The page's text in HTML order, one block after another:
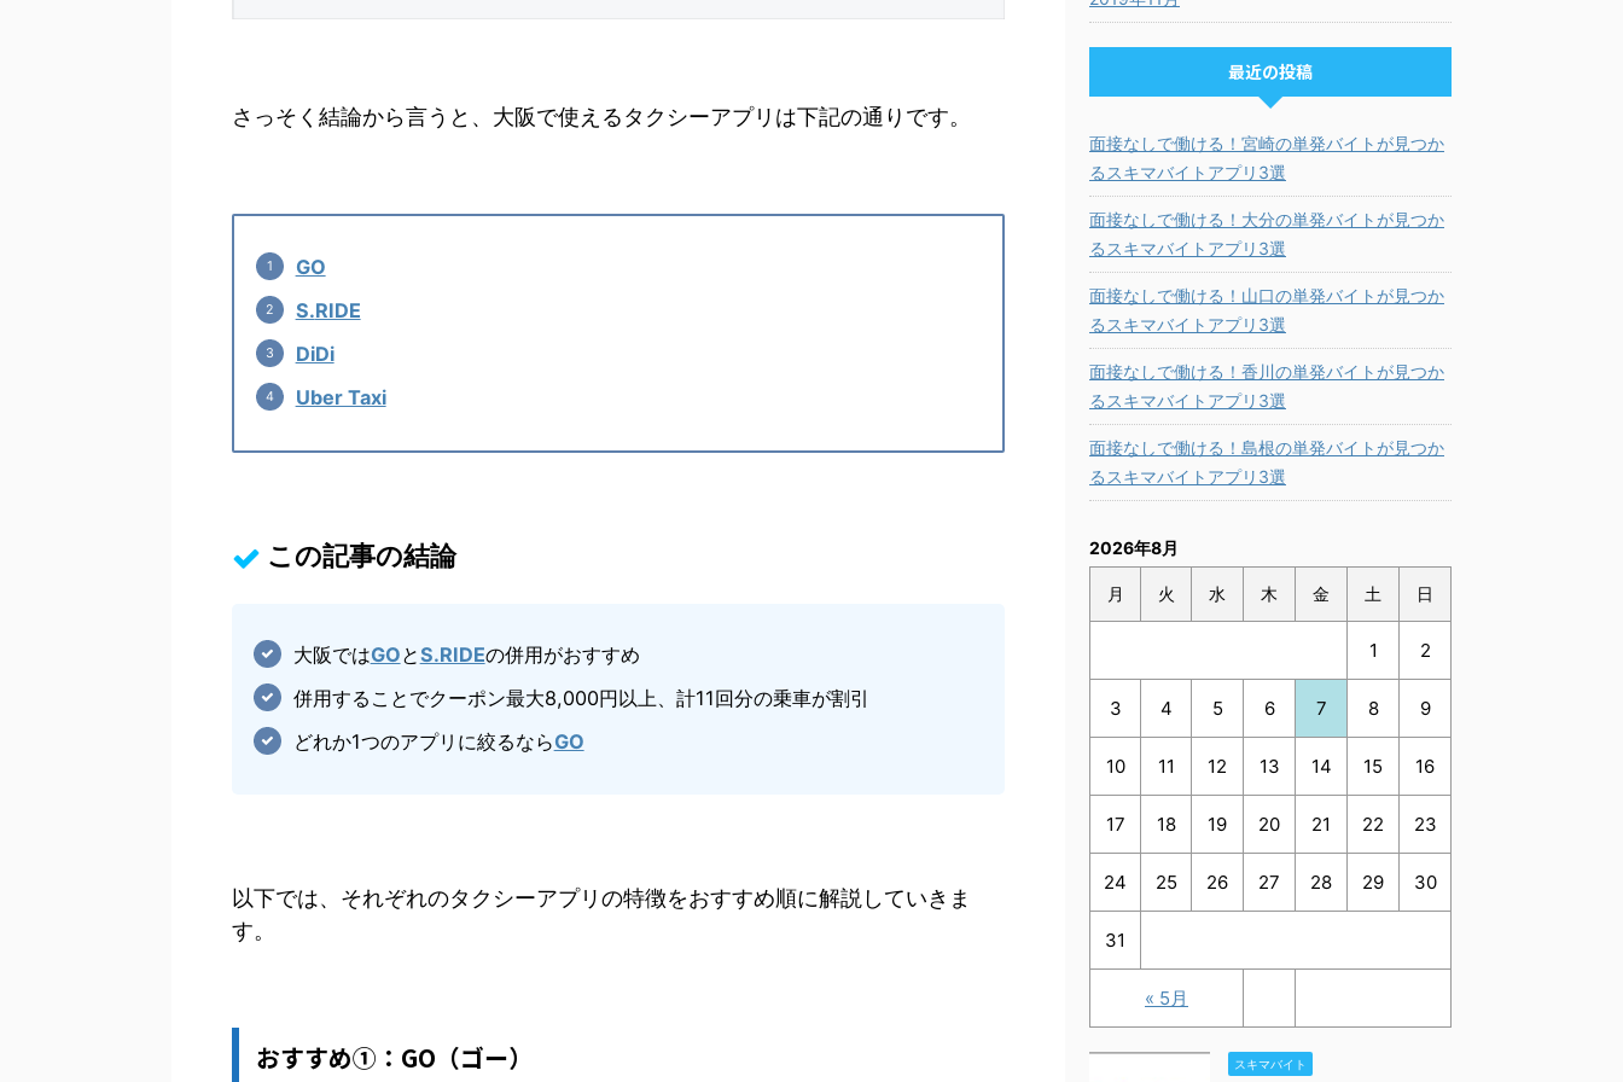
さっそく結論から言うと、大阪で使えるタクシーアプリは下記の通りです。
GO
S.RIDE
DiDi
Uber Taxi
この記事の結論
大阪ではGOとS.RIDEの併用がおすすめ
併用することでクーポン最大8,000円以上、計11回分の乗車が割引
どれか1つのアプリに絞るならGO
以下では、それぞれのタクシーアプリの特徴をおすすめ順に解説していきま
す。
おすすめ①：GO（ゴー）
最近の投稿
面接なしで働ける！宮崎の単発バイトが見つか
るスキマバイトアプリ3選
面接なしで働ける！大分の単発バイトが見つか
るスキマバイトアプリ3選
面接なしで働ける！山口の単発バイトが見つか
るスキマバイトアプリ3選
面接なしで働ける！香川の単発バイトが見つか
るスキマバイトアプリ3選
面接なしで働ける！島根の単発バイトが見つか
るスキマバイトアプリ3選
2026年8月
月 火 水 木 金 土 日
« 5月
1 2
3 4 5 6 7 8 9
10 11 12 13 14 15 16
17 18 19 20 21 22 23
24 25 26 27 28 29 30
31
スキマバイト